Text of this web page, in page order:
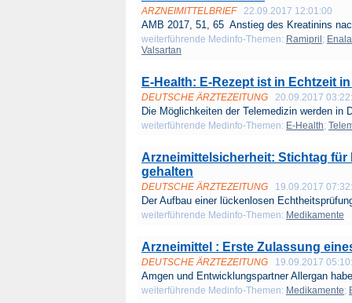
ARZNEIMITTELBRIEF 22.09.2017 12:01:00
AMB 2017, 51, 65 Anstieg des Kreatinins
weiterführende Medinfo-Themen: Ramipril ;
Valsartan
E-Health: E-Rezept ist in Echtzeit
DEUTSCHE ÄRZTEZEITUNG 20.09.2017
Die Möglichkeiten der Telemedizin werden in
weiterführende Medinfo-Themen: E-Health;
Arzneimittelsicherheit: Stichtag
gehalten
DEUTSCHE ÄRZTEZEITUNG 19.09.2017
Der Aufbau einer lückenlosen
weiterführende Medinfo-Themen: Medikamente
Arzneimittel : Erste Zulassung
DEUTSCHE ÄRZTEZEITUNG 19.09.2017
Amgen und Entwicklungspartner Allergan
weiterführende Medinfo-Themen: Medikamente;